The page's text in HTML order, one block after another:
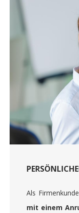
Als
mit einem